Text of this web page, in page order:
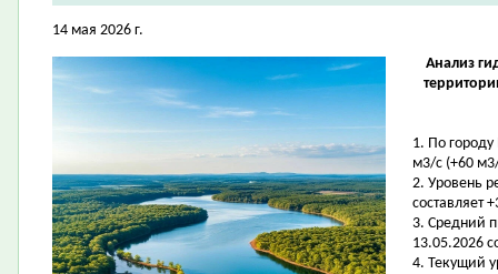
14 мая 2026 г.
Анализ
1. По городу
м3/с (+60
2. Уровень
составляет
3. Средний
13.05.2026
4. Текущий